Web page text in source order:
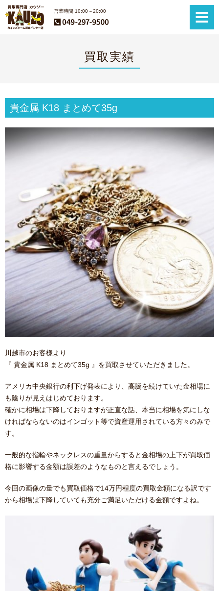
営業時間 10:00～20:00
買取実績
貴金属 K18 まとめて35g
川越市のお客様より
『 貴金属 K18 まとめて35g 』を買取させていただきました。
アメリカ中央銀行の利下げ発表により、高騰を続けていた金相場に
も陰りが見えはじめております。
確かに相場は下降しておりますが正直な話、本当に相場を気にしな
ければならないのはインゴット等で資産運用されている方々のみで
す。
一般的な指輪やネックレスの重量からすると金相場の上下が買取価
格に影響する金額は誤差のようなものと言えるでしょう。
今回の画像の量でも買取価格で14万円程度の買取金額になる訳です
から相場は下降していても充分ご満足いただける金額ですよね。